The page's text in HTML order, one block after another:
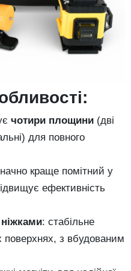
чотири площини (дві
для повного
краще помітний у
ефективність
: стабільне
поверхнях, з вбудованим